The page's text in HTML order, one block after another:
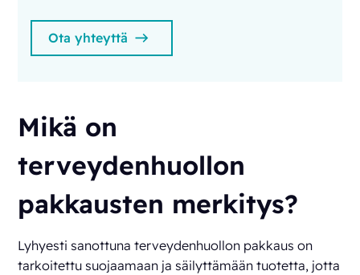
Ota yhteyttä
Mikä on
terveydenhuollon
pakkausten merkitys?
Lyhyesti sanottuna terveydenhuollon pakkaus on
tarkoitettu suojaamaan ja säilyttämään tuotetta, jotta